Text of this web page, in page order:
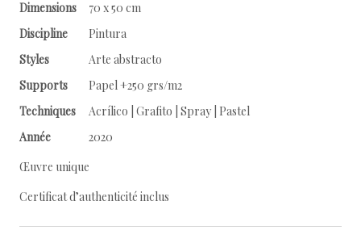
Dimensions
70 x 50 cm
Discipline
Pintura
Styles
Arte abstracto
Supports
Papel +250 grs/m2
Techniques
Acrílico | Grafito | Spray | Pastel
Année
2020
Œuvre unique
Certificat d’authenticité inclus